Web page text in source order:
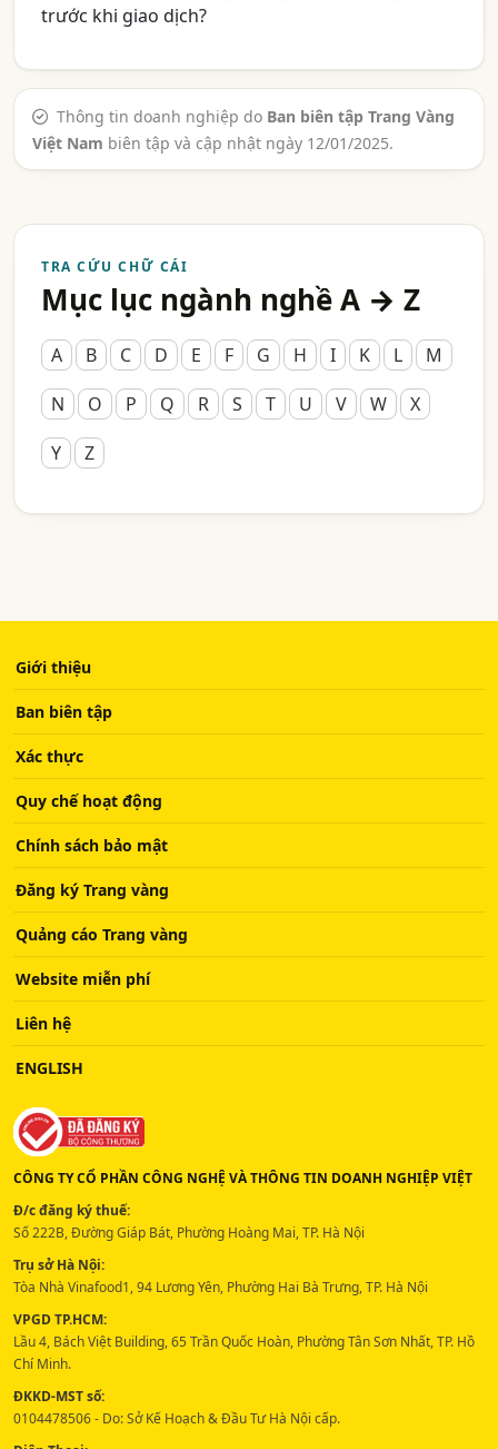
trước khi giao dịch?
Thông tin doanh nghiệp do Ban biên tập Trang Vàng
Việt Nam biên tập và cập nhật ngày 12/01/2025.
TRA CỨU CHỮ CÁI
Mục lục ngành nghề A → Z
A B C D E F G H I K L
M
N
O P Q R S T U V W
X
Y
Z
Giới thiệu
Ban biên tập
Xác thực
Quy chế hoạt động
Chính sách bảo mật
Đăng ký Trang vàng
Quảng cáo Trang vàng
Website miễn phí
Liên hệ
ENGLISH
CÔNG TY CỔ PHẦN CÔNG NGHỆ VÀ THÔNG TIN DOANH NGHIỆP VIỆT
Đ/c đăng ký thuế:
Số 222B, Đường Giáp Bát, Phường Hoàng Mai, TP. Hà Nội
Trụ sở Hà Nội:
Tòa Nhà Vinafood1, 94 Lương Yên, Phường Hai Bà Trưng, TP. Hà Nội
VPGD TP.HCM:
Lầu 4, Bách Việt Building, 65 Trần Quốc Hoàn, Phường Tân Sơn Nhất, TP. Hồ
Chí Minh.
ĐKKD-MST số:
0104478506 - Do: Sở Kế Hoạch & Đầu Tư Hà Nội cấp.